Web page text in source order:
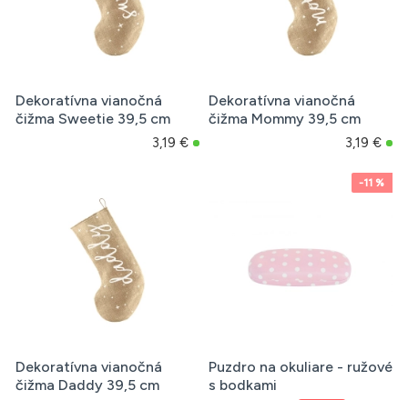
Dekoratívna vianočná
čižma Sweetie 39,5 cm
3,19 €
Dekoratívna vianočná
čižma Mommy 39,5 cm
3,19 €
Dekoratívna vianočná
čižma Daddy 39,5 cm
-11 %
Puzdro na okuliare - ružové
s bodkami